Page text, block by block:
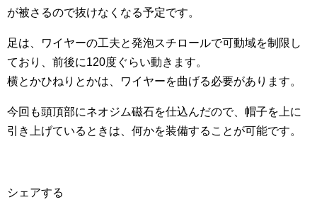
が被さるので抜けなくなる予定です。
足は、ワイヤーの工夫と発泡スチロールで可動域を制限し
ており、前後に120度ぐらい動きます。
横とかひねりとかは、ワイヤーを曲げる必要があります。
今回も頭頂部にネオジム磁石を仕込んだので、帽子を上に
引き上げているときは、何かを装備することが可能です。
シェアする